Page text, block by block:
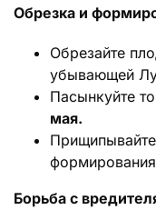
Обрезка и
Обрезайте
убывающей
Пасынкуйте
мая.
Борьба с